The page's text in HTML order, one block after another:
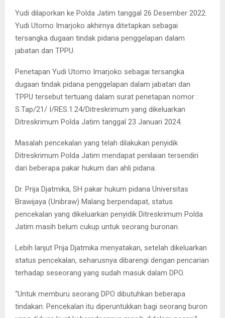
Yudi dilaporkan ke Polda Jatim tanggal 26 Desember 2022.
Yudi Utomo Imarjoko akhirnya ditetapkan sebagai
tersangka dugaan tindak pidana penggelapan dalam
jabatan dan TPPU.
Penetapan Yudi Utomo Imarjoko sebagai tersangka
dugaan tindak pidana penggelapan dalam jabatan dan
TPPU tersebut tertuang dalam surat penetapan nomor :
S.Tap/21/ I/RES.1.24/Ditreskrimum yang dikeluarkan
Ditreskrimum Polda Jatim tanggal 23 Januari 2024.
Masalah pencekalan yang telah dilakukan penyidik
Ditreskrimum Polda Jatim mendapat penilaian tersendiri
dari beberapa pakar hukum dan ahli pidana.
Dr. Prija Djatmika, SH pakar hukum pidana Universitas
Brawijaya (Unibraw) Malang berpendapat, status
pencekalan yang dikeluarkan penyidik Ditreskrimum Polda
Jatim masih belum cukup untuk seorang buronan.
Lebih lanjut Prija Djatmika menyatakan, setelah dikeluarkan
status pencekalan, seharusnya dibarengi dengan pencarian
terhadap seseorang yang sudah masuk dalam DPO.
“Untuk memburu seorang DPO dibutuhkan beberapa
tindakan. Pencekalan itu diperuntukkan bagi seorang buron